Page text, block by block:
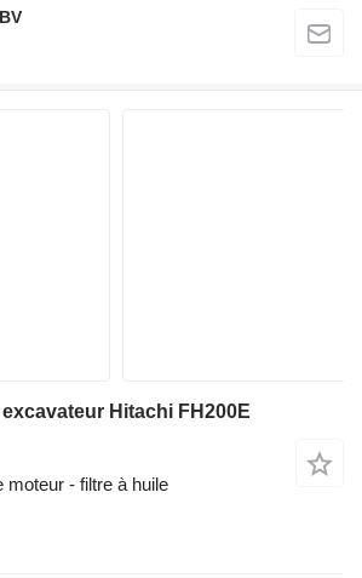
Hitachi FH200E
moteur - filtre à huile